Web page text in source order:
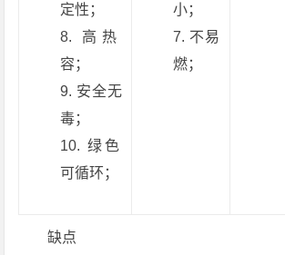
定性；
高热
容；
安全无
毒；
绿色
可循环；
小；
不易
燃；
缺点